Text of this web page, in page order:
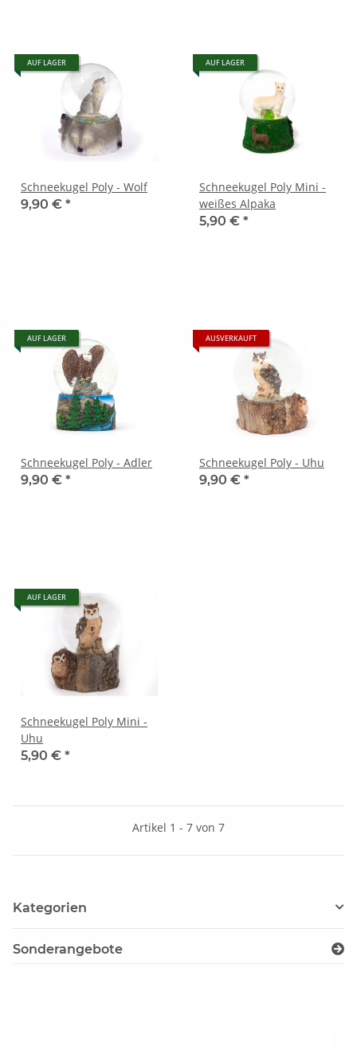
AUF LAGER
Schneekugel Poly - Wolf
9,90 € *
AUF LAGER
Schneekugel Poly Mini -
weißes Alpaka
5,90 € *
AUF LAGER
Schneekugel Poly - Adler
9,90 € *
AUSVERKAUFT
Schneekugel Poly - Uhu
9,90 € *
AUF LAGER
Schneekugel Poly Mini -
Uhu
5,90 € *
Artikel 1 - 7 von 7
Kategorien
Sonderangebote